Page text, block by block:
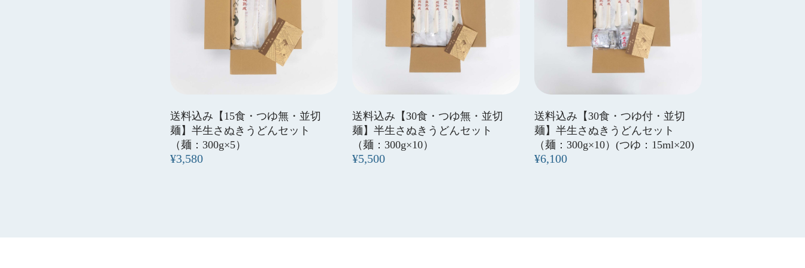
送料込み【15食・つゆ無・並切
麺】半生さぬきうどんセット
（麺：300g×5）
¥3,580
送料込み【30食・つゆ無・並切
麺】半生さぬきうどんセット
（麺：300g×10）
¥5,500
送料込み【30食・つゆ付・並切
麺】半生さぬきうどんセット
（麺：300g×10）(つゆ：15ml×20)
¥6,100